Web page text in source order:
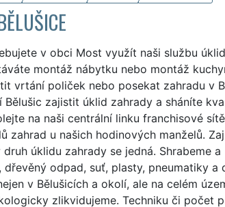
v obci Most využít naši službu
montáž nábytku nebo montáž
vrtání poliček nebo posekat zahradu v
Bělušic zajistit úklid zahrady a sháníte
na naši centrální linku franchisové
zahrad u našich hodinových manželů.
úklidu zahrady se jedná. Shrabeme
odpad, suť, plasty, pneumatiky
v Bělušicích a okolí, ale na celém
zlikvidujeme. Techniku či počet